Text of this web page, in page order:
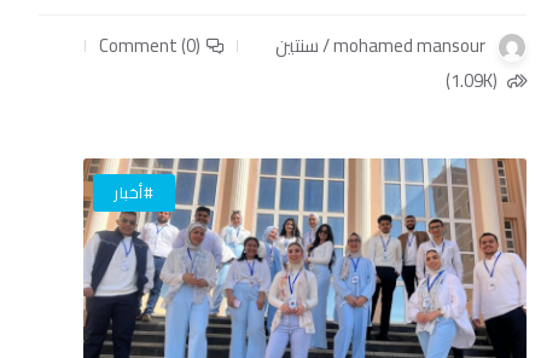
mohamed mansour / سنتين
Comment (0)
(1.09K)
#أخبار